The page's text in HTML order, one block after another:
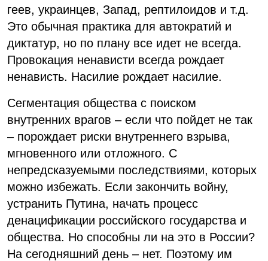
геев, украинцев, Запад, рептилоидов и т.д.
Это обычная практика для автократий и
диктатур, но по плану все идет не всегда.
Провокация ненависти всегда рождает
ненависть. Насилие рождает насилие.
Сегментация общества с поиском
внутренних врагов – если что пойдет не так
– порождает риски внутреннего взрыва,
мгновенного или отложного. С
непредсказуемыми последствиями, которых
можно избежать. Если закончить войну,
устранить Путина, начать процесс
денацификации российского государства и
общества. Но способны ли на это в России?
На сегодняшний день – нет. Поэтому им